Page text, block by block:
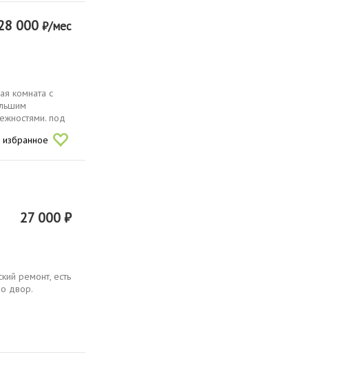
000 ₽/мес
комната с
под
избранное
27 000 ₽
ремонт, есть
двор.